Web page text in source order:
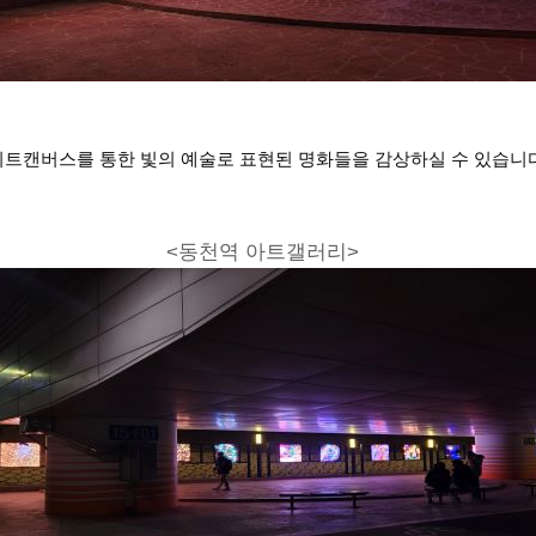
트캔버스를 통한 빛의 예술로 표현된 명화들을 감상하실 수 있습니
<동천역 아트갤러리>